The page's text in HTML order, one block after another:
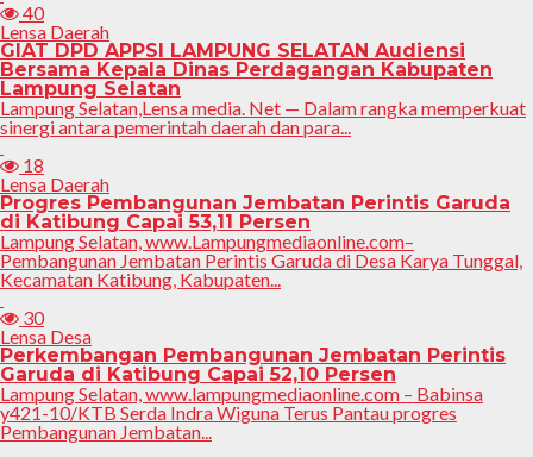
40
Lensa Daerah
GIAT DPD APPSI LAMPUNG SELATAN Audiensi
Bersama Kepala Dinas Perdagangan Kabupaten
Lampung Selatan
Lampung Selatan,Lensa media. Net — Dalam rangka memperkuat
sinergi antara pemerintah daerah dan para...
18
Lensa Daerah
Progres Pembangunan Jembatan Perintis Garuda
di Katibung Capai 53,11 Persen
Lampung Selatan, www.Lampungmediaonline.com–
Pembangunan Jembatan Perintis Garuda di Desa Karya Tunggal,
Kecamatan Katibung, Kabupaten...
30
Lensa Desa
Perkembangan Pembangunan Jembatan Perintis
Garuda di Katibung Capai 52,10 Persen
Lampung Selatan, www.lampungmediaonline.com – Babinsa
y421-10/KTB Serda Indra Wiguna Terus Pantau progres
Pembangunan Jembatan...